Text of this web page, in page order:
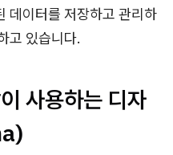
데이터를 저장하고 관리하
고 있습니다.
사용하는 디자